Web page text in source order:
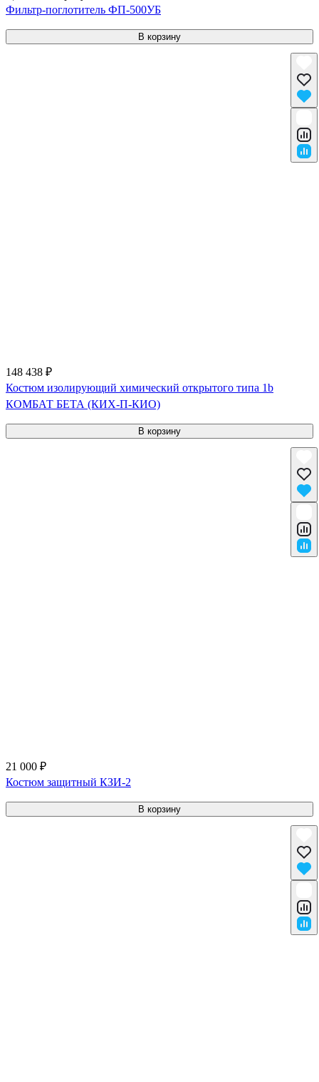
Фильтр-поглотитель ФП-500УБ
В корзину
148 438 ₽
Костюм изолирующий химический открытого типа 1b
КОМБАТ БЕТА (КИХ-П-КИО)
В корзину
21 000 ₽
Костюм защитный КЗИ-2
В корзину